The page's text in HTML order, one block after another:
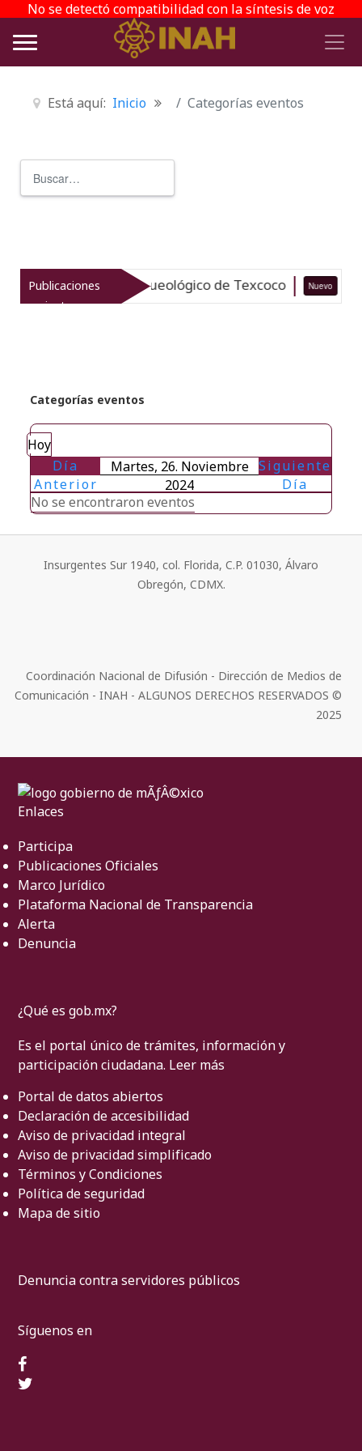
No se detectó compatibilidad con la síntesis de voz
Está aquí: Inicio Categorías eventos
Publicaciones
recientes
el patrimonio arqueológico de Texcoco Nuevo
Categorías eventos
Hoy
Día
Anterior
Martes, 26. Noviembre
2024
Siguiente
Día
No se encontraron eventos
Insurgentes Sur 1940, col. Florida, C.P. 01030, Álvaro
Obregón, CDMX.
Coordinación Nacional de Difusión - Dirección de Medios de
Comunicación - INAH - ALGUNOS DERECHOS RESERVADOS ©
2025
Enlaces
Participa
Publicaciones Oficiales
Marco Jurídico
Plataforma Nacional de Transparencia
Alerta
Denuncia
¿Qué es gob.mx?
Es el portal único de trámites, información y
participación ciudadana. Leer más
Portal de datos abiertos
Declaración de accesibilidad
Aviso de privacidad integral
Aviso de privacidad simplificado
Términos y Condiciones
Política de seguridad
Mapa de sitio
Denuncia contra servidores públicos
Síguenos en